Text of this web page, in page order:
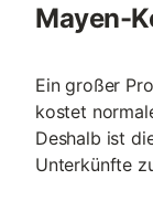
Mayen-
Ein großer
kostet
Deshalb ist
Unterkünfte